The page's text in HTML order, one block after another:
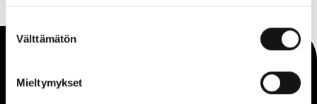
Suostumuksen
valinta
Välttämätön
MieltymyksetSaapuminen